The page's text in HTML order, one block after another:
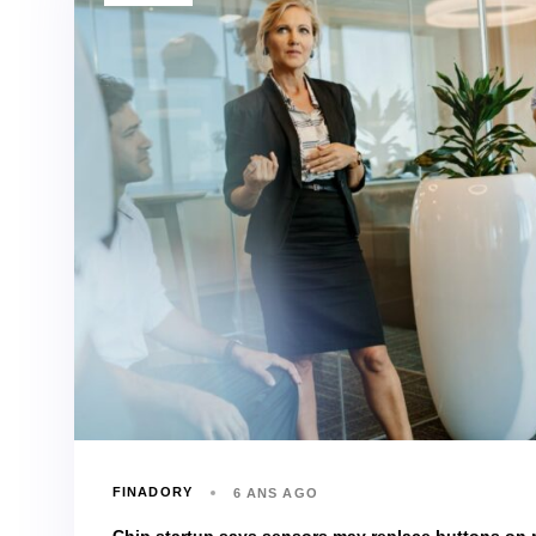
FINADORY 6 ANS AGO